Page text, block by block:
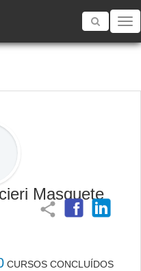
Toggle
Masquete
share
CURSOS CONCLUÍDOS